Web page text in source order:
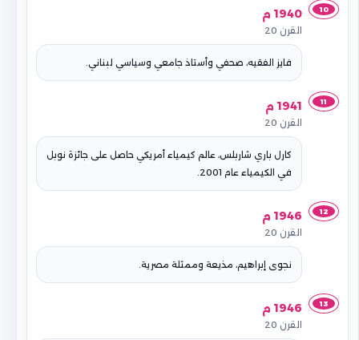
10 1940 م
القرن 20
فايز الفقيه، صحفي وأستاذ جامعي وسياسي لبناني.
11 1941 م
القرن 20
كارل باري شاربلس، عالم كيمياء أمريكي حاصل على جائزة نوبل
في الكيمياء عام 2001.
12 1946 م
القرن 20
نجوى إبراهيم، مذيعة وممثلة مصرية.
13 1946 م
القرن 20